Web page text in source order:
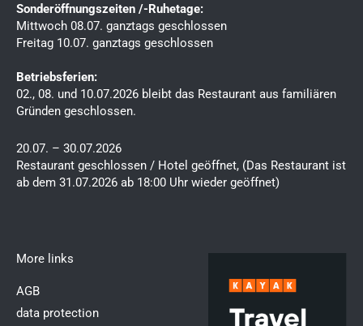
Sonderöffnungszeiten /-Ruhetage:
Mittwoch 08.07. ganztags geschlossen
Freitag 10.07. ganztags geschlossen
Betriebsferien:
02., 08. und 10.07.2026 bleibt das Restaurant aus familiären
Gründen geschlossen.
20.07. – 30.07.2026
Restaurant geschlossen / Hotel geöffnet, (Das Restaurant ist
ab dem 31.07.2026 ab 18:00 Uhr wieder geöffnet)
More links
AGB
data protection